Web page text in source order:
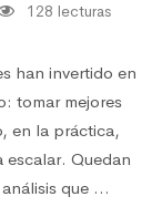
128 lecturas
han invertido en
tomar mejores
en la práctica,
escalar. Quedan
que …